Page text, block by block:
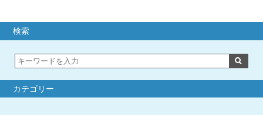
e
b
o
o
k
検索
カテゴリー